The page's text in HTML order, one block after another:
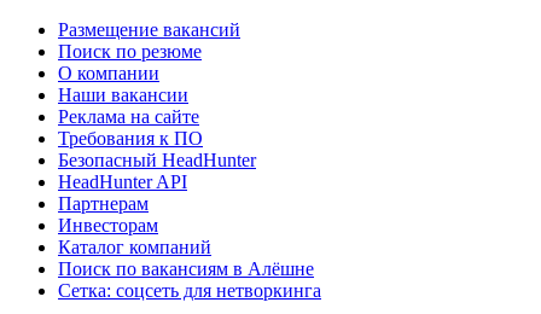
Размещение вакансий
Поиск по резюме
О компании
Наши вакансии
Реклама на сайте
Требования к ПО
Безопасный HeadHunter
HeadHunter API
Партнерам
Инвесторам
Каталог компаний
Поиск по вакансиям в Алёшне
Сетка: соцсеть для нетворкинга